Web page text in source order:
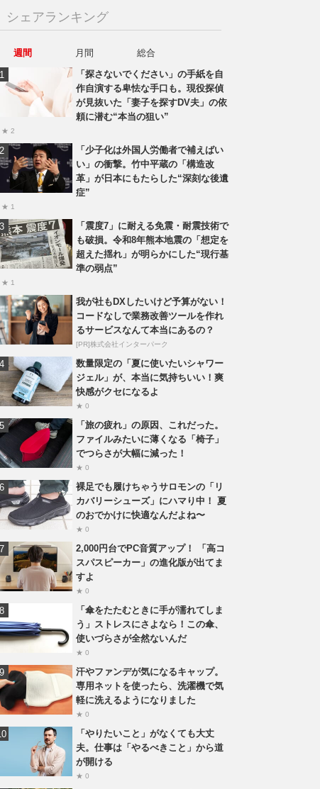
シェアランキング
週間 月間
総合
「探さないでください」の手紙を自
作自演する卑怯な手口も。現役探偵
が見抜いた「妻子を探すDV夫」の依
頼に潜む“本当の狙い”
★ 2
「少子化は外国人労働者で補えばい
い」の衝撃。竹中平蔵の「構造改
革」が日本にもたらした“深刻な後遺
症”
★ 1
「震度7」に耐える免震・耐震技術で
も破損。令和8年熊本地震の「想定を
超えた揺れ」が明らかにした“現行基
準の弱点”
★ 1
我が社もDXしたいけど予算がない！
コードなしで業務改善ツールを作れ
るサービスなんて本当にあるの？
[PR]株式会社インターパーク
数量限定の「夏に使いたいシャワー
ジェル」が、本当に気持ちいい！爽
快感がクセになるよ
★ 0
「旅の疲れ」の原因、これだった。
ファイルみたいに薄くなる「椅子」
でつらさが大幅に減った！
★ 0
裸足でも履けちゃうサロモンの「リ
カバリーシューズ」にハマり中！ 夏
のおでかけに快適なんだよね〜
★ 0
2,000円台でPC音質アップ！ 「高コ
スパスピーカー」の進化版が出てま
すよ
★ 0
「傘をたたむときに手が濡れてしま
う」ストレスにさよなら！この傘、
使いづらさが全然ないんだ
★ 0
汗やファンデが気になるキャップ。
専用ネットを使ったら、洗濯機で気
軽に洗えるようになりました
★ 0
「やりたいこと」がなくても大丈
夫。仕事は「やるべきこと」から道
が開ける
★ 0